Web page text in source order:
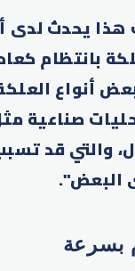
هذا يحدث
بانتظام
أنواع
صناعية
والتي قد
البعض".
بسرعة